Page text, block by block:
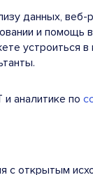
данных,
и помощь
устроиться в
аналитике по
с открытым